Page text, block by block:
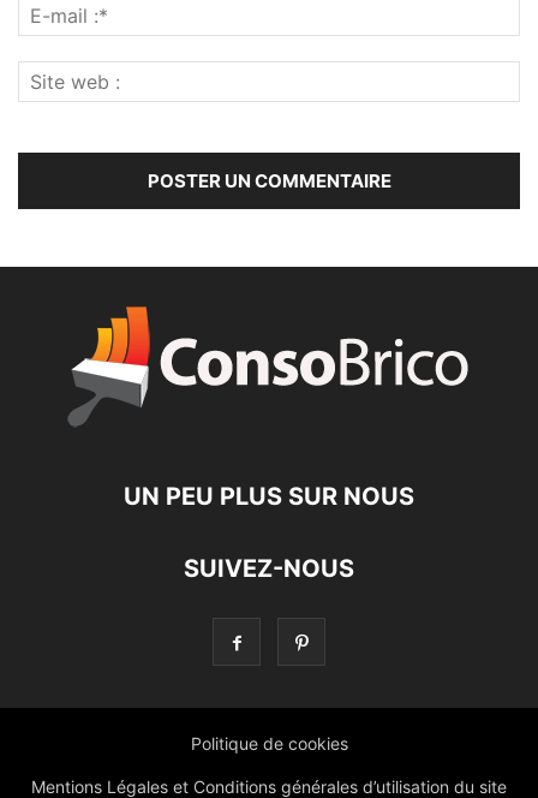
UN PEU PLUS SUR NOUS
SUIVEZ-NOUS
Politique de cookies
Mentions Légales et Conditions générales d’utilisation du site